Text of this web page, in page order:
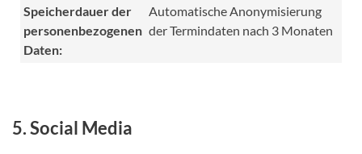
Speicherdauer der
personenbezogenen
Daten:
Automatische Anonymisierung
der Termindaten nach 3 Monaten
5. Social Media